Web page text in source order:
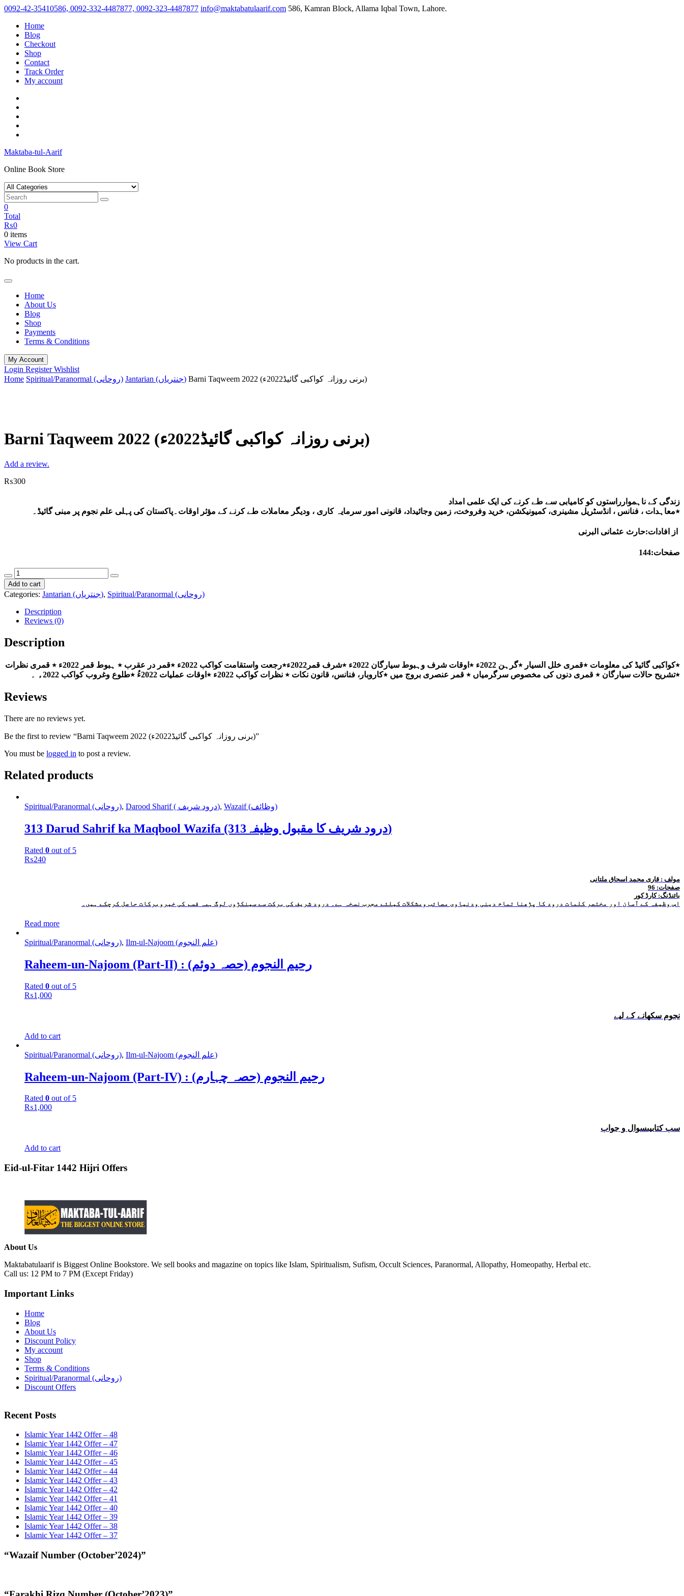
Skip
content
0092-42-35410586, 0092-332-4487877, 0092-323-4487877 info@maktabatulaarif.com 586, Kamran Block, Allama Iqbal Town, Lahore.
Home
Blog
Checkout
Shop
Contact
Track Order
My account
Maktaba-tul-Aarif
Online Book Store
0
Total
₨0
0 items
View Cart
No products in the cart.
Home
About Us
Blog
Shop
Payments
Terms & Conditions
My Account
Login RegisterWishlist
Home
Spiritual/Paranormal (روحانی) Jantarian (جنتریاں) Barni Taqweem 2022 (برنی روزانہ کواکبی گائیڈ2022ء)
Barni Taqweem 2022 (برنی روزانہ کواکبی گائیڈ2022ء)
Add a review.
₨300
زندگی کے ناہموارراستوں کو کامیابی سے طے کرنے کی ایک علمی امداد
٭معاہدات ، فنانس ، انڈسٹریل مشینری، کمیونیکشن، خرید وفروخت، زمین وجائیداد، قانونی امور سرمایہ کاری ، ودیگر معاملات طے کرنے کے مؤثر اوقات۔پاکستان کی پہلی علم نجوم پر مبنی گائیڈ۔
صفحات:144
Barni
Taqweem
2022
(برنی
روزانہ
کواکبی
quantity
Add to cart
Categories: Jantarian (جنتریاں),
Spiritual/Paranormal (روحانی)
Description
Reviews (0)
Description
٭کواکبی گائیڈ کی معلومات ٭قمری خلل السیار ٭گرہن 2022ء ٭اوقات شرف وہبوط سیارگان 2022ء ٭شرف قمر2022ء٭رجعت واستقامت کواکب 2022ء ٭قمر در عقرب ٭ ہبوط قمر 2022ء ٭ قمری نظرات
٭تشریح حالات سیارگان ٭ قمری دنوں کی مخصوص سرگرمیاں ٭ قمر عنصری بروج میں ٭کاروبار، فنانس، قانون نکات ٭ نظرات کواکب 2022ء ٭اوقات عملیات 2022ءُ ٭طلوع وغروب کواکب 2022ء ۔
Reviews
There are no reviews yet.
Be the first to review “Barni Taqweem 2022 (برنی روزانہ کواکبی گائیڈ2022ء)”
You must be logged in to post a review.
Related products
Spiritual/Paranormal (روحانی), Darood Sharif ( درود شریف), Wazaif (وظائف)
313 Darud Sahrif ka Maqbool Wazifa (313درود شریف کا مقبول وظیفہ)
Rated 0 out of 5
₨240
مولف : قاری محمد اسحاق ملتانی
صفحات: 96
بائنڈنگ: کارڈ کور
اس وظیفہ کے آسان اور مختصر کلمات درود کا پڑھنا تمام دینی ودنیاوی مصائب ومشکلات کیلئے مجرب نسخہ ہے۔ درود شریف کی برکت سے سینکڑوں لوگ ہمہ قسم کی خیروبرکات حاصل کرچکے ہیں۔
Read more
Spiritual/Paranormal (روحانی), Ilm-ul-Najoom (علم النجوم)
Raheem-un-Najoom (Part-II) : رحیم النجوم (حصہ دوئم)
Rated 0 out of 5
₨1,000
نجوم سکھانے کے لیے
Add to cart
Spiritual/Paranormal (روحانی), Ilm-ul-Najoom (علم النجوم)
Raheem-un-Najoom (Part-IV) : رحیم النجوم (حصہ چہارم)
Rated 0 out of 5
₨1,000
سب کتابیںسوال و جواب
Add to cart
Eid-ul-Fitar 1442 Hijri Offers
About Us
Maktabatulaarif is Biggest Online Bookstore. We sell books and magazine on topics like Islam, Spiritualism, Sufism, Occult Sciences, Paranormal, Allopathy, Homeopathy, Herbal etc.
Call us: 12 PM to 7 PM (Except Friday)
Important Links
Home
Blog
About Us
Discount Policy
My account
Shop
Terms & Conditions
Spiritual/Paranormal (روحانی)
Discount Offers
Recent Posts
Islamic Year 1442 Offer – 48
Islamic Year 1442 Offer – 47
Islamic Year 1442 Offer – 46
Islamic Year 1442 Offer – 45
Islamic Year 1442 Offer – 44
Islamic Year 1442 Offer – 43
Islamic Year 1442 Offer – 42
Islamic Year 1442 Offer – 41
Islamic Year 1442 Offer – 40
Islamic Year 1442 Offer – 39
Islamic Year 1442 Offer – 38
Islamic Year 1442 Offer – 37
“Wazaif Number (October’2024)”